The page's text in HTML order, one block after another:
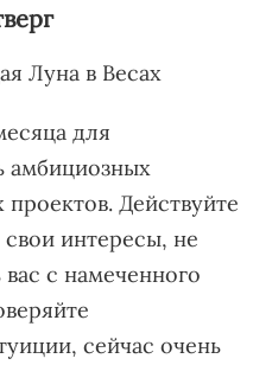
Луна в Весах
для
амбициозных
Действуйте
интересы, не
с намеченного
сейчас очень